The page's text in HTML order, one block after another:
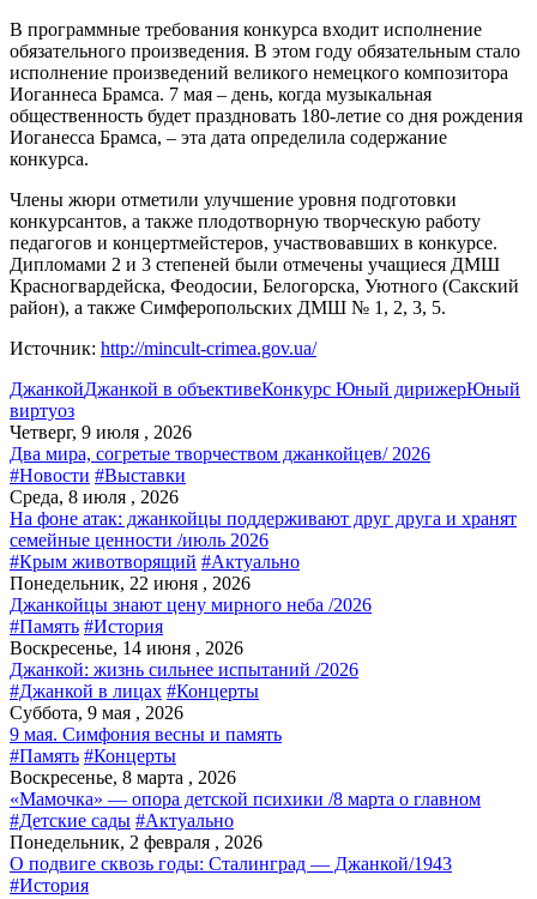
В программные требования конкурса входит исполнение
обязательного произведения. В этом году обязательным стало
исполнение произведений великого немецкого композитора
Иоганнеса Брамса. 7 мая – день, когда музыкальная
общественность будет праздновать 180-летие со дня рождения
Иоганесса Брамса, – эта дата определила содержание
конкурса.
Члены жюри отметили улучшение уровня подготовки
конкурсантов, а также плодотворную творческую работу
педагогов и концертмейстеров, участвовавших в конкурсе.
Дипломами 2 и 3 степеней были отмечены учащиеся ДМШ
Красногвардейска, Феодосии, Белогорска, Уютного (Сакский
район), а также Симферопольских ДМШ № 1, 2, 3, 5.
Источник: http://mincult-crimea.gov.ua/
ДжанкойДжанкой в объективеКонкурс Юный дирижерЮный
виртуоз
Четверг, 9 июля , 2026
Два мира, согретые творчеством джанкойцев/ 2026
#Новости #Выставки
Среда, 8 июля , 2026
На фоне атак: джанкойцы поддерживают друг друга и хранят
семейные ценности /июль 2026
#Крым животворящий #Актуально
Понедельник, 22 июня , 2026
Джанкойцы знают цену мирного неба /2026
#Память #История
Воскресенье, 14 июня , 2026
Джанкой: жизнь сильнее испытаний /2026
#Джанкой в лицах #Концерты
Суббота, 9 мая , 2026
9 мая. Симфония весны и память
#Память #Концерты
Воскресенье, 8 марта , 2026
«Мамочка» — опора детской психики /8 марта о главном
#Детские сады #Актуально
Понедельник, 2 февраля , 2026
О подвиге сквозь годы: Сталинград — Джанкой/1943
#История